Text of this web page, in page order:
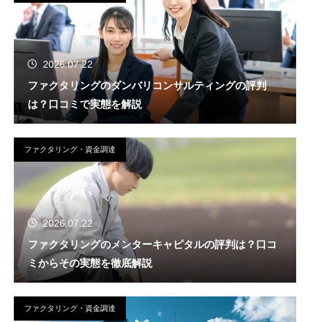
2026.07.22
ファクタリングのダンバリコンサルティングの評判
は？口コミで実態を解説
ファクタリング・資金調達
2026.07.22
ファクタリングのメンターキャピタルの評判は？口コ
ミからその実態を徹底解説
ファクタリング・資金調達